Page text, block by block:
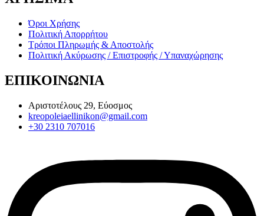
Όροι Χρήσης
Πολιτική Απορρήτου
Τρόποι Πληρωμής & Αποστολής
Πολιτική Ακύρωσης / Επιστροφής / Υπαναχώρησης
ΕΠΙΚΟΙΝΩΝΙΑ
Αριστοτέλους 29, Εύοσμος
kreopoleiaellinikon@gmail.com
+30 2310 707016